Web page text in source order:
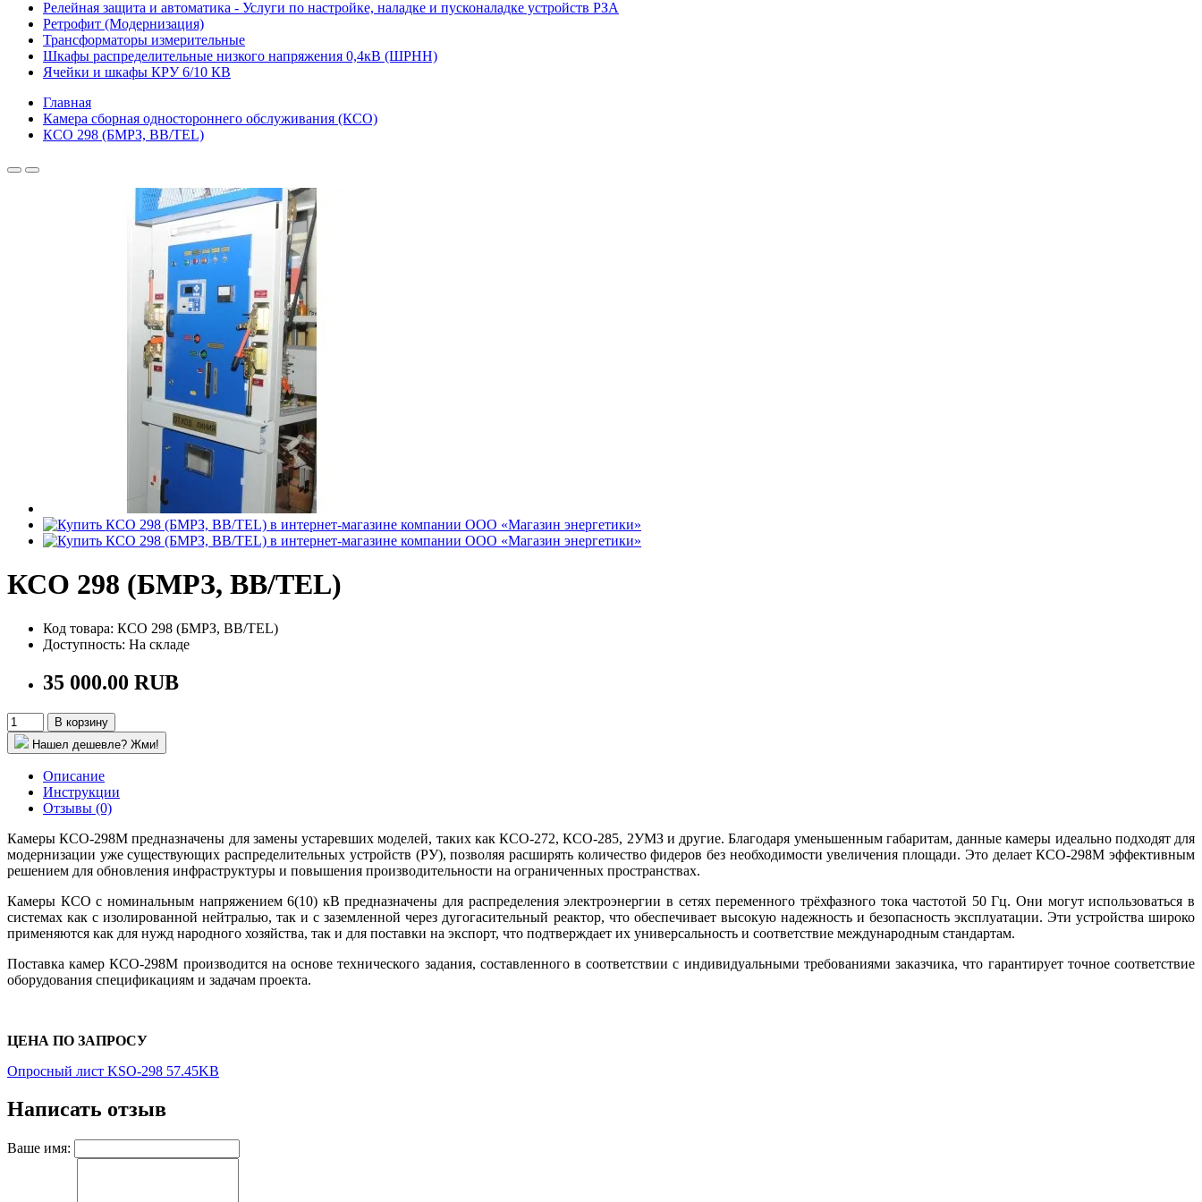
Релейная защита и автоматика - Услуги по настройке, наладке и пусконаладке устройств РЗА
Ретрофит (Модернизация)
Трансформаторы измерительные
Шкафы распределительные низкого напряжения 0,4кВ (ШРНН)
Ячейки и шкафы КРУ 6/10 КВ
Главная
Камера сборная одностороннего обслуживания (КСО)
КСО 298 (БМРЗ, BB/TEL)
КСО 298 (БМРЗ, BB/TEL)
Код товара: КСО 298 (БМРЗ, BB/TEL)
Доступность: На складе
35 000.00 RUB
В корзину
Нашел дешевле? Жми!
Описание
Инструкции
Отзывы (0)
Камеры КСО-298М предназначены для замены устаревших моделей, таких как КСО-272, КСО-285, 2УМЗ и другие. Благодаря уменьшенным габаритам, данные камеры идеально подходят для
модернизации уже существующих распределительных устройств (РУ), позволяя расширять количество фидеров без необходимости увеличения площади. Это делает КСО-298М эффективным
решением для обновления инфраструктуры и повышения производительности на ограниченных пространствах.
Камеры КСО с номинальным напряжением 6(10) кВ предназначены для распределения электроэнергии в сетях переменного трёхфазного тока частотой 50 Гц. Они могут использоваться в
системах как с изолированной нейтралью, так и с заземленной через дугогасительный реактор, что обеспечивает высокую надежность и безопасность эксплуатации. Эти устройства широко
применяются как для нужд народного хозяйства, так и для поставки на экспорт, что подтверждает их универсальность и соответствие международным стандартам.
Поставка камер КСО-298М производится на основе технического задания, составленного в соответствии с индивидуальными требованиями заказчика, что гарантирует точное соответствие
оборудования спецификациям и задачам проекта.
ЦЕНА ПО ЗАПРОСУ
Опросный лист KSO-298 57.45KB
Написать отзыв
Ваше имя: